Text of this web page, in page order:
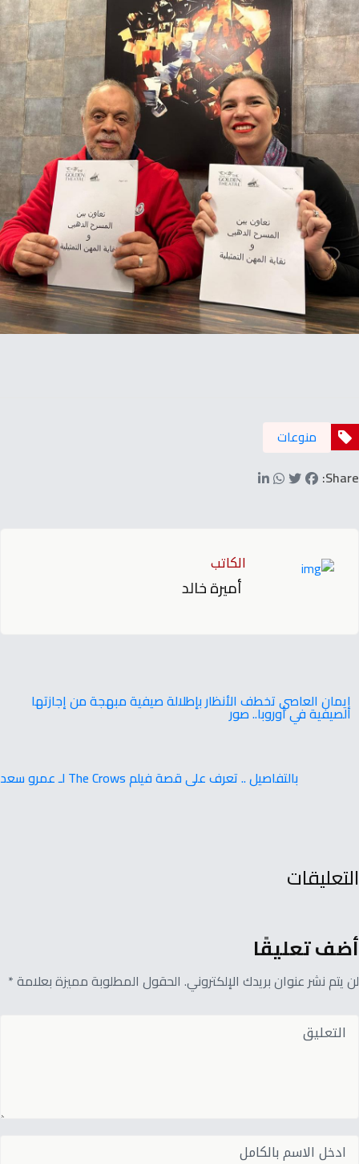
منوعات
Share:
الكاتب
أميرة خالد
إيمان العاصي تخطف الأنظار بإطلالة صيفية مبهجة من إجازتها
الصيفية في أوروبا.. صور
بالتفاصيل .. تعرف على قصة فيلم The Crows لـ عمرو سعد
التعليقات
أضف تعليقًا
لن يتم نشر عنوان بريدك الإلكتروني. الحقول المطلوبة مميزة بعلامة *